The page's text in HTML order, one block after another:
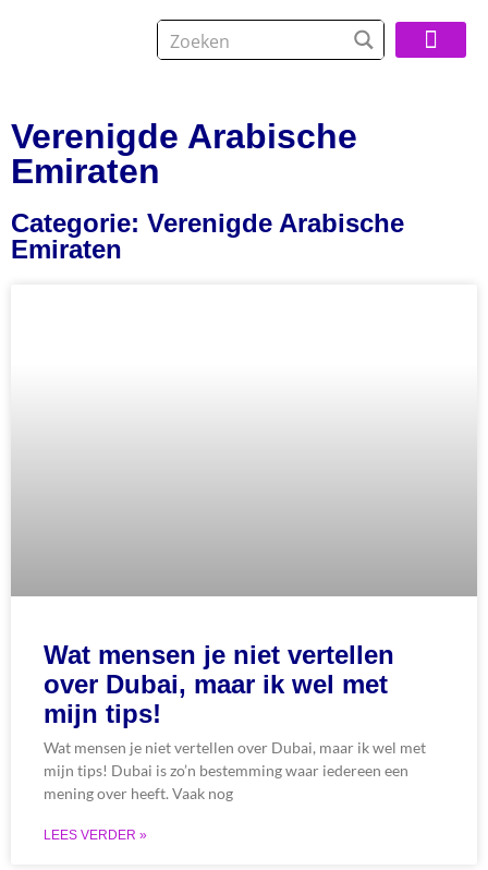
Verenigde Arabische
Emiraten
Categorie: Verenigde Arabische
Emiraten
Wat mensen je niet vertellen
over Dubai, maar ik wel met
mijn tips!
Wat mensen je niet vertellen over Dubai, maar ik wel met
mijn tips! Dubai is zo’n bestemming waar iedereen een
mening over heeft. Vaak nog
LEES VERDER »